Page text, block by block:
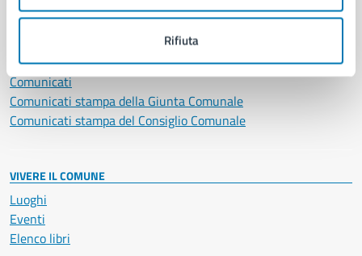
Rifiuta
NOVITÀ
Avvisi
Comunicati
Comunicati stampa della Giunta Comunale
Comunicati stampa del Consiglio Comunale
VIVERE IL COMUNE
Luoghi
Eventi
Elenco libri